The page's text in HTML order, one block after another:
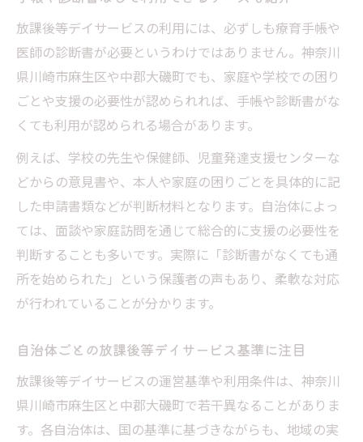
ト
保護者が事業所選びで重視すべき視点
制度理解から安心通所へのステップ紹介
放課後等デイサービス制度の基本をわかり
やすく解説
利用開始後のサポート内容や注意点につい
て
家族の負担軽減につながる支援のポイント
実際の通所で感じる変化と成長の事例
安心して通える環境づくりの取り組みを紹
放課後等デイサービスの利用には、必ずしも療育手帳や
医師の診断書が必要というわけではありません。神奈川
県川崎市麻生区や中郡大磯町でも、家庭や学校での困り
ごとや支援の必要性が認められれば、手帳や診断書がな
くても利用が認められる場合があります。
例えば、学校の先生や保健師、児童発達支援センターな
どからの意見書や、本人や家庭の困りごとを具体的に記
した申請書類などが判断材料となります。自治体によっ
ては、面談や家庭訪問を通じて総合的に支援の必要性を
判断することも多いです。実際に「診断書がなくても通
所を始められた」という保護者の声もあり、柔軟な対応
が行われていることが分かります。
自治体ごとの放課後等デイサービス基準に注目
放課後等デイサービスの運営基準や利用条件は、神奈川
県川崎市麻生区と中郡大磯町で若干異なることがありま
す。各自治体は、国の基準に基づきながらも、地域の実